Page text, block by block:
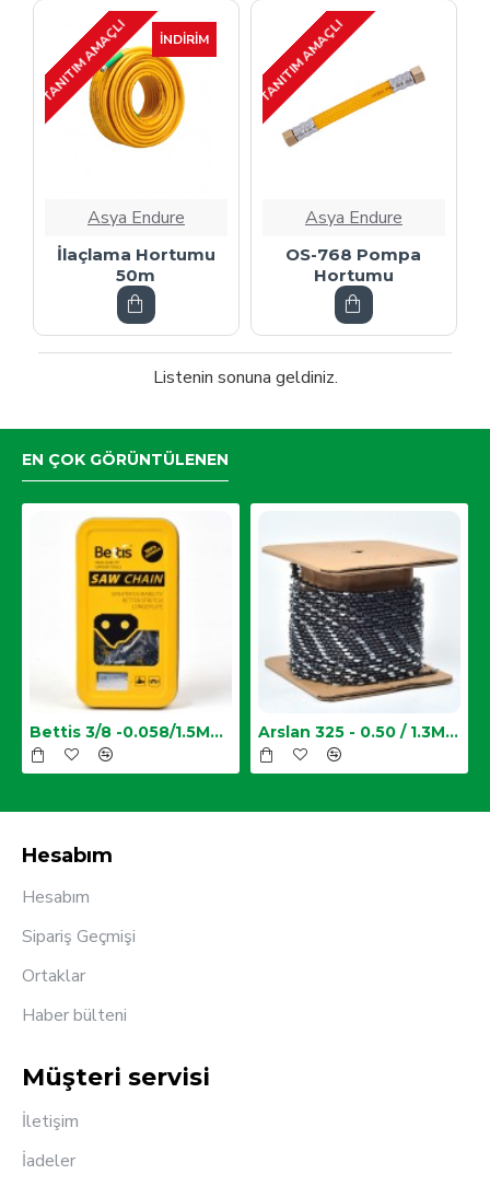
İNDIRIM
TANITIM AMAÇLI
Asya Endure
İlaçlama Hortumu
50m
TANITIM AMAÇLI
Asya Endure
OS-768 Pompa
Hortumu
Listenin sonuna geldiniz.
EN ÇOK GÖRÜNTÜLENEN
Bettis 3/8 -0.058/1.5MM-34 Diş Testere Zinciri Arslan 325 - 0.50 / 1.3MM Top Zincir
Hesabım
Hesabım
Sipariş Geçmişi
Ortaklar
Haber bülteni
Müşteri servisi
İletişim
İadeler